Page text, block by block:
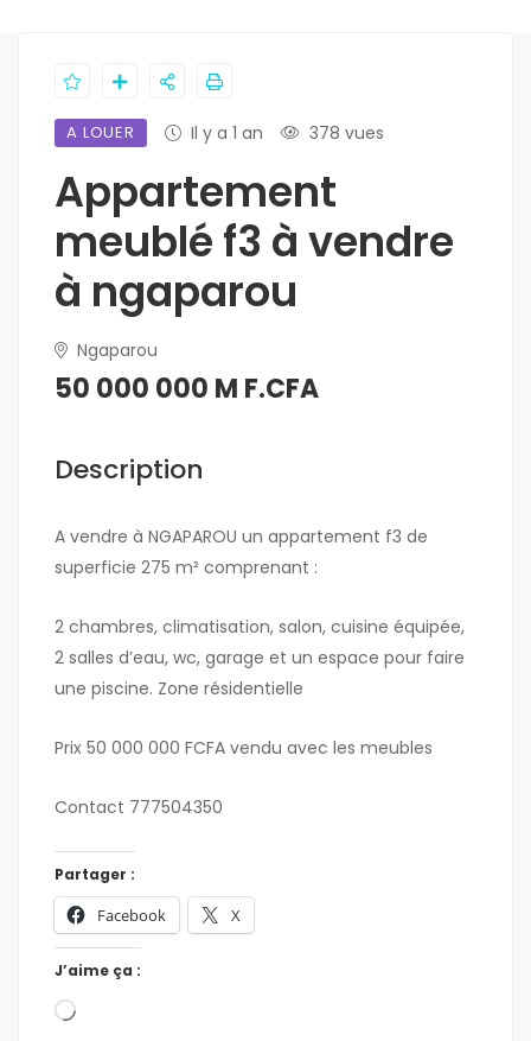
A LOUER Il y a 1 an 378 vues
Appartement
meublé f3 à vendre
à ngaparou
Ngaparou
50 000 000 M F.CFA
Description
A vendre à NGAPAROU un appartement f3 de
superficie 275 m² comprenant :
2 chambres, climatisation, salon, cuisine équipée,
2 salles d’eau, wc, garage et un espace pour faire
une piscine. Zone résidentielle
Prix 50 000 000 FCFA vendu avec les meubles
Contact 777504350
Partager :
Facebook X
J’aime ça :